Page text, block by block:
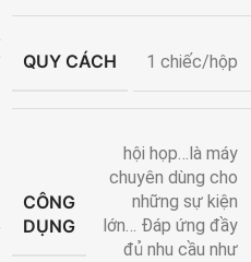
QUY CÁCH 1 chiếc/hộp
CÔNG
DỤNG
hội họp…là máy
chuyên dùng cho
những sự kiện
lớn… Đáp ứng đầy
đủ nhu cầu như